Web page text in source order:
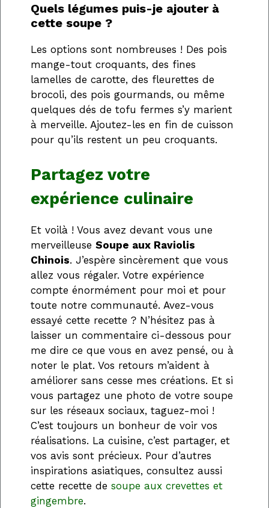
Quels légumes puis-je ajouter à
cette soupe ?
Les options sont nombreuses ! Des pois
mange-tout croquants, des fines
lamelles de carotte, des fleurettes de
brocoli, des pois gourmands, ou même
quelques dés de tofu fermes s’y marient
à merveille. Ajoutez-les en fin de cuisson
pour qu’ils restent un peu croquants.
Partagez votre
expérience culinaire
Et voilà ! Vous avez devant vous une
merveilleuse Soupe aux Raviolis
Chinois. J’espère sincèrement que vous
allez vous régaler. Votre expérience
compte énormément pour moi et pour
toute notre communauté. Avez-vous
essayé cette recette ? N’hésitez pas à
laisser un commentaire ci-dessous pour
me dire ce que vous en avez pensé, ou à
noter le plat. Vos retours m’aident à
améliorer sans cesse mes créations. Et si
vous partagez une photo de votre soupe
sur les réseaux sociaux, taguez-moi !
C’est toujours un bonheur de voir vos
réalisations. La cuisine, c’est partager, et
vos avis sont précieux. Pour d’autres
inspirations asiatiques, consultez aussi
cette recette de soupe aux crevettes et
gingembre.